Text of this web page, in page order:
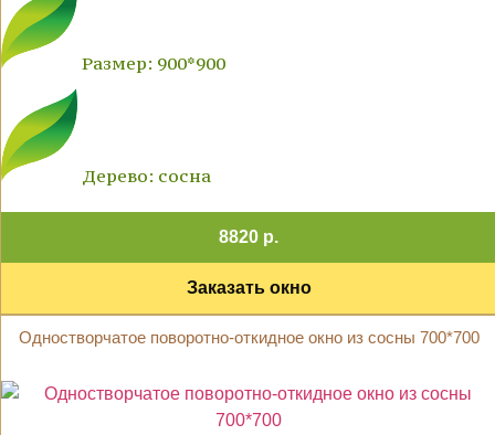
Размер: 900*900
Дерево: сосна
8820 р.
Заказать окно
Одностворчатое поворотно-откидное окно из сосны 700*700